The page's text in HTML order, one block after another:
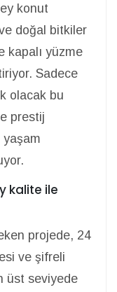
konut
doğal bitkiler
kapalı yüzme
Sadece
olacak bu
prestij
yaşam
kalite ile
projede, 24
ve şifreli
üst seviyede